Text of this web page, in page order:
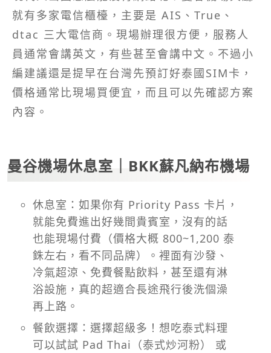
就有多家電信櫃檯，主要是 AIS、True、
dtac 三大電信商。現場辦理很方便，服務人
員通常會講英文，有些甚至會講中文。不過小
編建議還是提早在台灣先預訂好泰國SIM卡，
價格通常比現場買便宜，而且可以先確認方案
內容。
曼谷機場休息室｜BKK蘇凡納布機場
休息室：如果你有 Priority Pass 卡片，
就能免費進出好幾間貴賓室，沒有的話
也能現場付費（價格大概 800~1,200 泰
銖左右，看不同品牌）。裡面有沙發、
冷氣超涼、免費餐點飲料，甚至還有淋
浴設施，真的超適合長途飛行後洗個澡
再上路。
餐飲選擇：選擇超級多！想吃泰式料理
可以試試 Pad Thai（泰式炒河粉） 或